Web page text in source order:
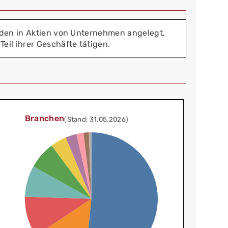
in Aktien von Unternehmen angelegt,
ihrer Geschäfte tätigen.
Branchen(Stand: 31.05.2026)